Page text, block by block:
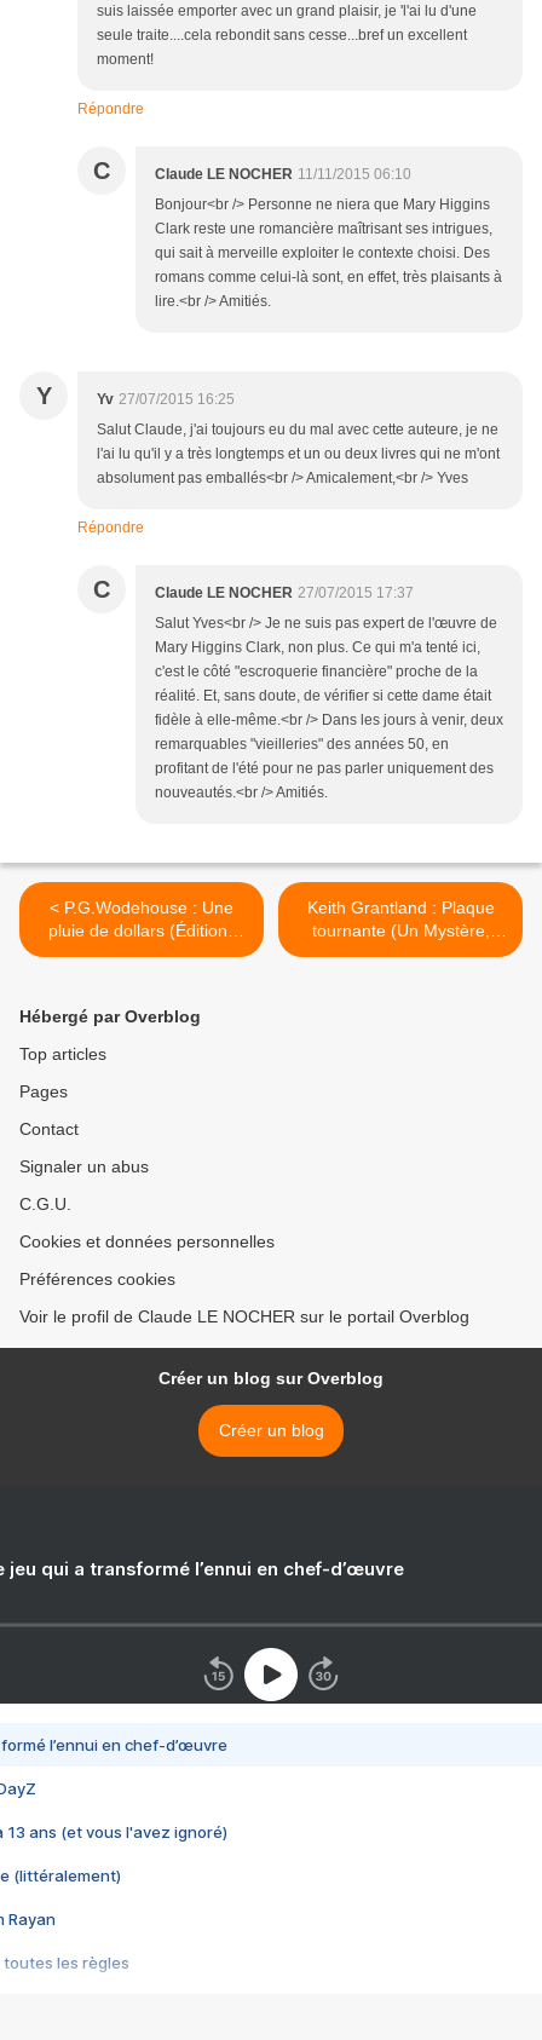
suis laissée emporter avec un grand plaisir, je 'l'ai lu d'une
seule traite....cela rebondit sans cesse...bref un excellent
moment!
Répondre
C Claude LE NOCHER 11/11/2015 06:10
Bonjour<br /> Personne ne niera que Mary Higgins
Clark reste une romancière maîtrisant ses intrigues,
qui sait à merveille exploiter le contexte choisi. Des
romans comme celui-là sont, en effet, très plaisants à
lire.<br /> Amitiés.
Y Yv 27/07/2015 16:25
Salut Claude, j'ai toujours eu du mal avec cette auteure, je ne
l'ai lu qu'il y a très longtemps et un ou deux livres qui ne m'ont
absolument pas emballés<br /> Amicalement,<br /> Yves
Répondre
C Claude LE NOCHER 27/07/2015 17:37
Salut Yves<br /> Je ne suis pas expert de l'œuvre de
Mary Higgins Clark, non plus. Ce qui m'a tenté ici,
c'est le côté "escroquerie financière" proche de la
réalité. Et, sans doute, de vérifier si cette dame était
fidèle à elle-même.<br /> Dans les jours à venir, deux
remarquables "vieilleries" des années 50, en
profitant de l'été pour ne pas parler uniquement des
nouveautés.<br /> Amitiés.
< P.G.Wodehouse : Une
pluie de dollars (Éditions
10-18)
Keith Grantland : Plaque
tournante (Un Mystère,
1958) >
Hébergé par Overblog
Top articles
Pages
Contact
Signaler un abus
C.G.U.
Cookies et données personnelles
Préférences cookies
Voir le profil de Claude LE NOCHER sur le portail Overblog
Créer un blog sur Overblog
Créer un blog
jeu qui a transformé l’ennui en chef-d’œuvre
l’ennui en chef-d’œuvre
13 ans (et vous l'avez ignoré)
(littéralement)
Rayan
toutes les règles